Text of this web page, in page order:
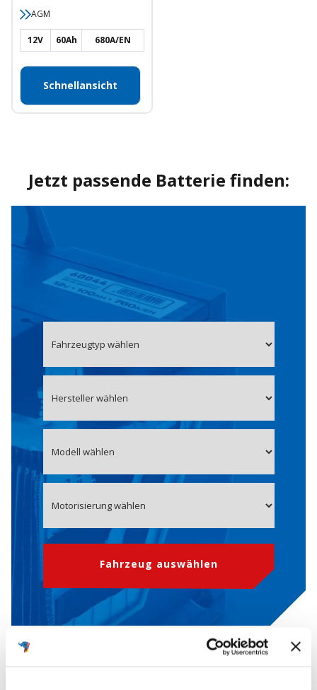
AGM
12V 60Ah 680A/EN
Schnellansicht
Jetzt passende Batterie finden:
Fahrzeug auswählen